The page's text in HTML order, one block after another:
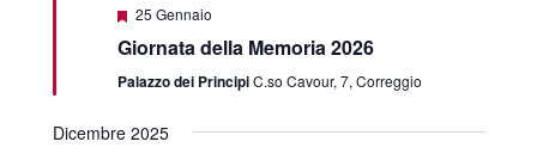
Featured
25 Gennaio
Giornata della Memoria 2026
Palazzo dei PrincipiC.so Cavour, 7, Correggio
Dicembre 2025